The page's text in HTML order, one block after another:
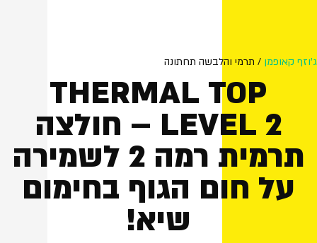
ג'וזף קאופמן / תרמי והלבשה תחתונה
THERMAL TOP
LEVEL 2 – חולצה
תרמית רמה 2 לשמירה
על חום הגוף בחימום
שיא!